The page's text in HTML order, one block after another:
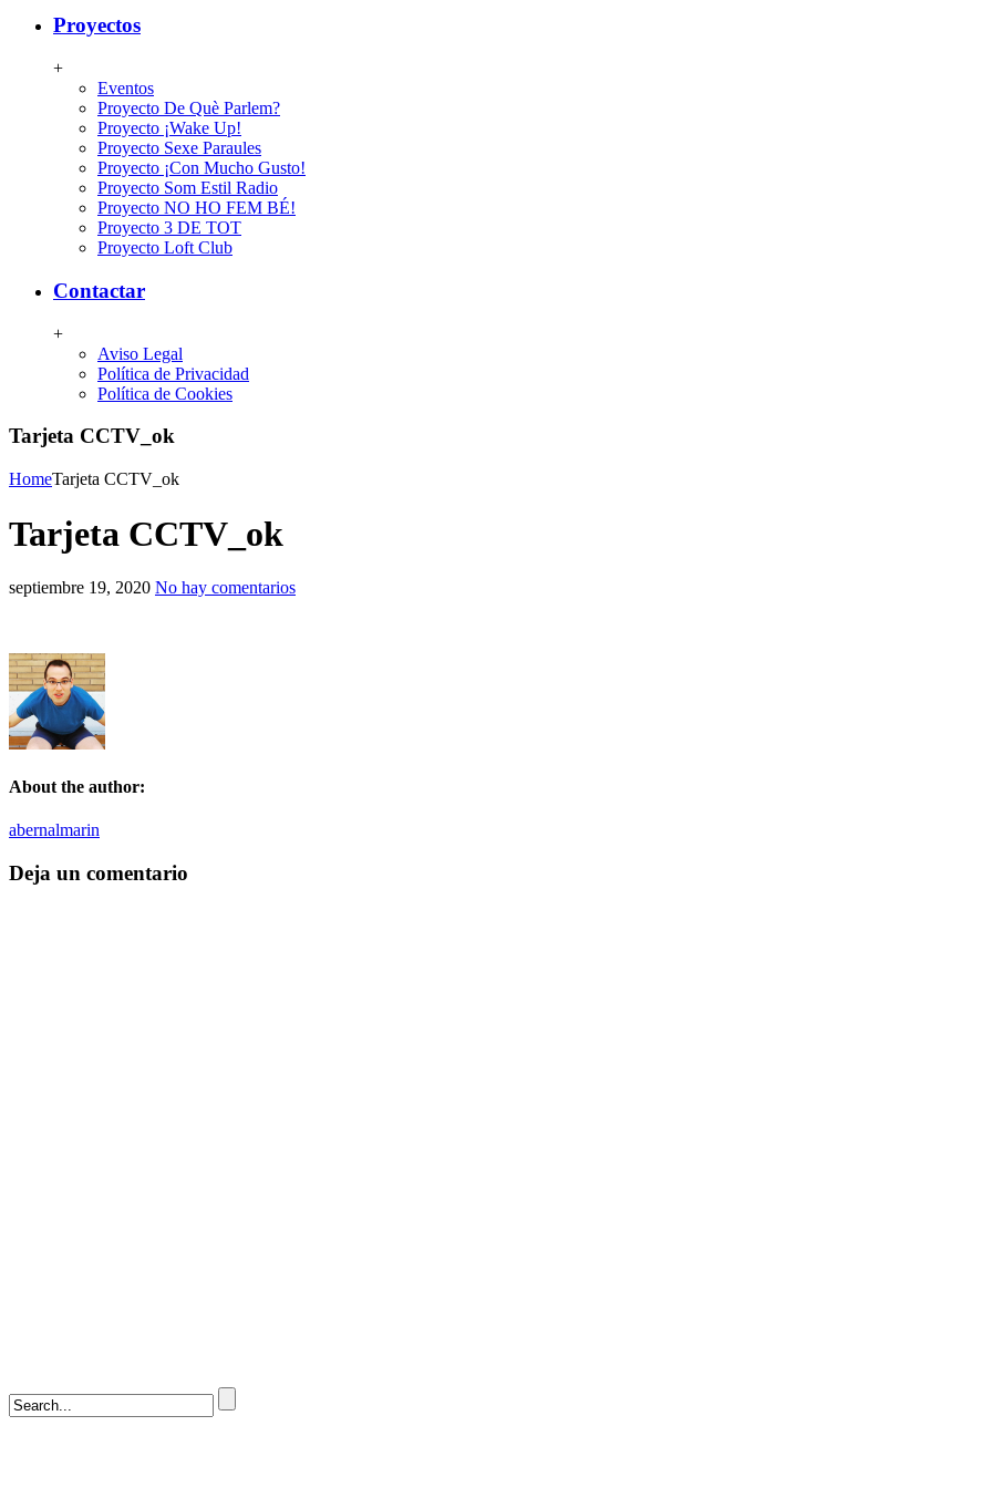
Proyectos
+
Eventos
Proyecto De Què Parlem?
Proyecto ¡Wake Up!
Proyecto Sexe Paraules
Proyecto ¡Con Mucho Gusto!
Proyecto Som Estil Radio
Proyecto NO HO FEM BÉ!
Proyecto 3 DE TOT
Proyecto Loft Club
Contactar
+
Aviso Legal
Política de Privacidad
Política de Cookies
Tarjeta CCTV_ok
HomeTarjeta CCTV_ok
Tarjeta CCTV_ok
septiembre 19, 2020 No hay comentariosen
About the author:
abernalmarin
Deja un comentario